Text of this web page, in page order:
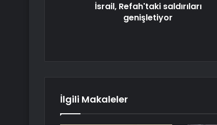
İsrail, Refah'taki saldırıları
genişletiyor
İlgili Makaleler